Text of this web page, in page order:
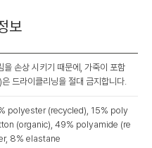
보
을 손상 시키기 때문에, 가죽이 포함
드라이클리닝을 절대 금지합니다.
polyester (recycled), 15% poly
(organic), 49% polyamide (re
8% elastane